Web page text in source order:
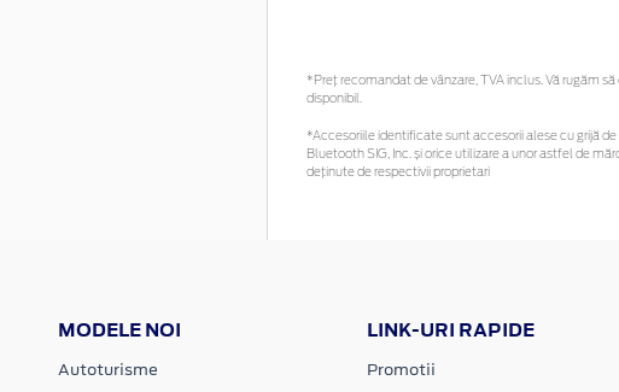
*Preţ recomandat de vânzare, TVA inclus. Vă rugăm
disponibil.
*Accesoriile identificate sunt accesorii alese cu grijă
Bluetooth SIG, Inc. și orice utilizare a unor astfel de
deținute de respectivii proprietari
MODELE NOI
Autoturisme
LINK-URI RAPIDE
Promotii